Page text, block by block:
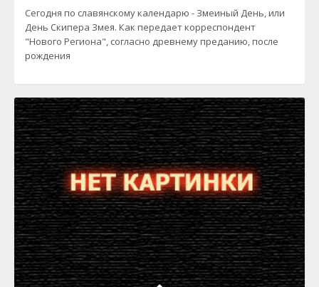
Сегодня по славянскому календарю - Змеиный День, или
День Скипера Змея. Как передает корреспондент
"Нового Региона", согласно древнему преданию, после
рождения